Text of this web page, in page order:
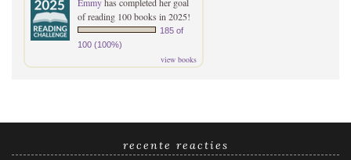
of reading 100 books in 2025!
185 of
100 (100%)
view books
recente reacties